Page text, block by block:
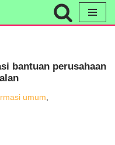
bantuan perusahaan
umum,